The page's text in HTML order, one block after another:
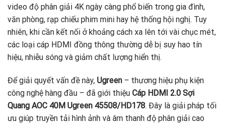
video độ phân giải 4K ngày càng phổ biến trong gia đình,
văn phòng, rạp chiếu phim mini hay hệ thống hội nghị. Tuy
nhiên, khi cần kết nối ở khoảng cách xa lên tới vài chục mét,
các loại cáp HDMI đồng thông thường dễ bị suy hao tín
hiệu, nhiễu sóng và giảm chất lượng hiển thị.
Để giải quyết vấn đề này, Ugreen – thương hiệu phụ kiện
công nghệ hàng đầu – đã giới thiệu Cáp HDMI 2.0 Sợi
Quang AOC 40M Ugreen 45508/HD178. Đây là giải pháp tối
ưu giúp truyền tải hình ảnh và âm thanh độ phân giải cao